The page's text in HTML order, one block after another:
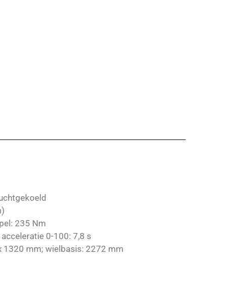
235 Nm
0-100: 7,8 s
1320 mm; wielbasis: 2272 mm